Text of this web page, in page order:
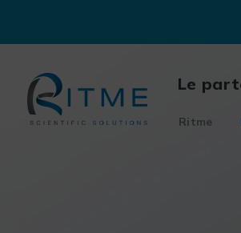
content
Le
Ritme